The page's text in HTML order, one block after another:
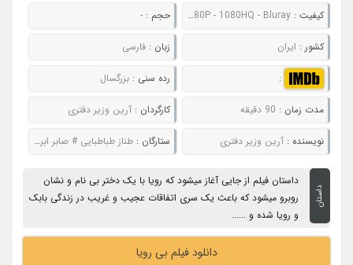
کیفیت :480P - 720P - 1080P - 1080HQ - Bluray حجم : -
کشور : ایران زبان : فارسی
: رده سنی : بزرگسال
مدت زمان : 90 دقیقه کارگردان : آرین وزیر دفتری
نویسنده :آرین وزیر دفتری ستارگان : طناز طباطبایی # صابر ابر # شادی کرم ‌رودی # فرانک کلانتر
داستان
داستان فیلم از جایی آغاز میشود که رویا با یک دختر بی نام و نشان
روبرو میشود که باعث یک سری اتفاقات عجیب و غریب در زندگی بابک
و رویا شده و ......
دانلود فیلم بی رویا